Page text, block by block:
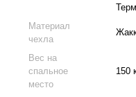
Материал
чехла
Вес на
спальное
место
150